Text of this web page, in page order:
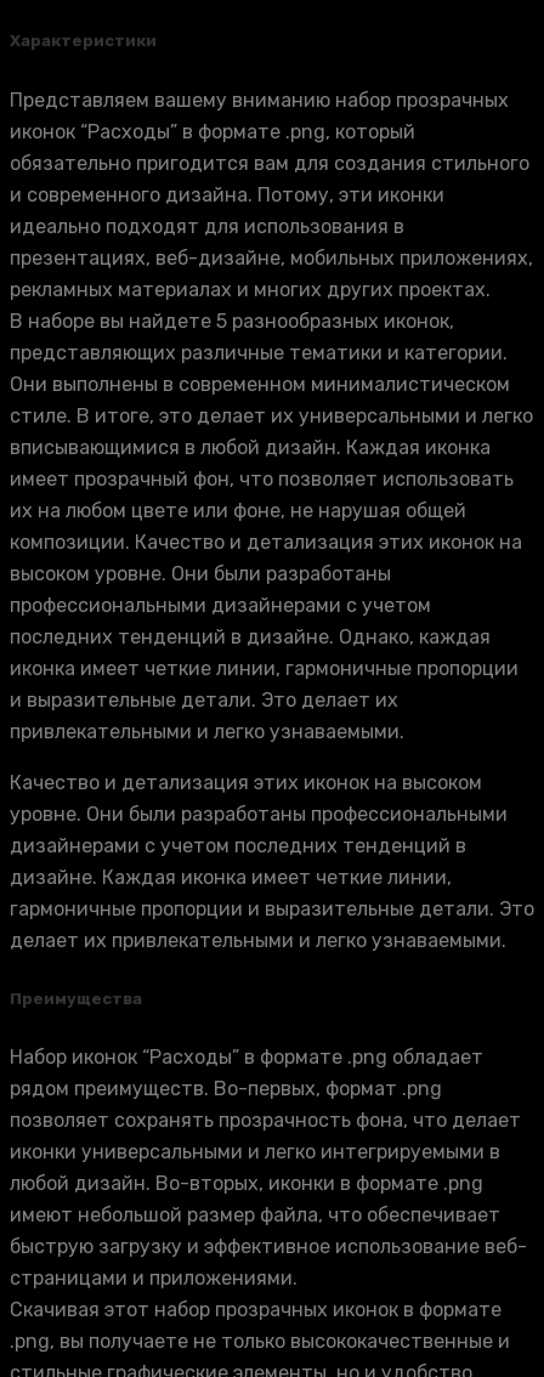
Характеристики
Представляем вашему вниманию набор прозрачных
иконок “Расходы” в формате .png, который
обязательно пригодится вам для создания стильного
и современного дизайна. Потому, эти иконки
идеально подходят для использования в
презентациях, веб-дизайне, мобильных приложениях,
рекламных материалах и многих других проектах.
В наборе вы найдете 5 разнообразных иконок,
представляющих различные тематики и категории.
Они выполнены в современном минималистическом
стиле. В итоге, это делает их универсальными и легко
вписывающимися в любой дизайн. Каждая иконка
имеет прозрачный фон, что позволяет использовать
их на любом цвете или фоне, не нарушая общей
композиции. Качество и детализация этих иконок на
высоком уровне. Они были разработаны
профессиональными дизайнерами с учетом
последних тенденций в дизайне. Однако, каждая
иконка имеет четкие линии, гармоничные пропорции
и выразительные детали. Это делает их
привлекательными и легко узнаваемыми.
Качество и детализация этих иконок на высоком
уровне. Они были разработаны профессиональными
дизайнерами с учетом последних тенденций в
дизайне. Каждая иконка имеет четкие линии,
гармоничные пропорции и выразительные детали. Это
делает их привлекательными и легко узнаваемыми.
Преимущества
Набор иконок “Расходы” в формате .png обладает
рядом преимуществ. Во-первых, формат .png
позволяет сохранять прозрачность фона, что делает
иконки универсальными и легко интегрируемыми в
любой дизайн. Во-вторых, иконки в формате .png
имеют небольшой размер файла, что обеспечивает
быструю загрузку и эффективное использование веб-
страницами и приложениями.
Скачивая этот набор прозрачных иконок в формате
.png, вы получаете не только высококачественные и